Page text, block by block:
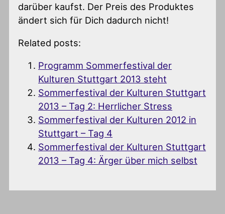
darüber kaufst. Der Preis des Produktes
ändert sich für Dich dadurch nicht!
Related posts:
Programm Sommerfestival der
Kulturen Stuttgart 2013 steht
Sommerfestival der Kulturen Stuttgart
2013 – Tag 2: Herrlicher Stress
Sommerfestival der Kulturen 2012 in
Stuttgart – Tag 4
Sommerfestival der Kulturen Stuttgart
2013 – Tag 4: Ärger über mich selbst